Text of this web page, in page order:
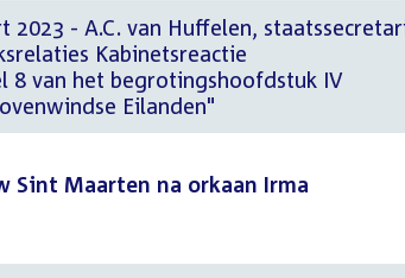
- A.C. van Huffelen,
Kabinetsreactie
8 van het begrotingshoofdstuk IV
Eilanden"
Sint Maarten na orkaan Irma